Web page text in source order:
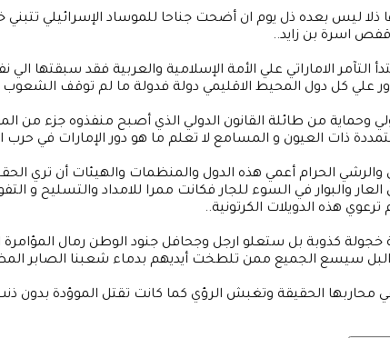
ذلا ليس بعده ذل يوم ان أضحت جناحا للموساد الإسرائيلي
اسرة بن زايد..
التآمر الاماراتي علي الأمة الإسلامية والعربية فقد
علي كل دول المحيط الاقليمي دولة فدولة ما لم توقف الشعوب
وحماية من طائلة القانون الدولي الذي أصبح منفذوه جزء من
ذات العيون و المسامع لا تعلم ما هو دور الإمارات في حرب
والرشي الحرام أعمي هذه الدول والمنظمات والهيئات أن تري
والبوار في السوء للجار فكانت ممرا للامداد والتسليح و
هذه الدويلات الكرتونية..
خجولة كذوبة بل ستعلو ارجل وجحافل جنود الوطن رمال
سيسع الجميع ممن تلطخت أيديهم بدماء شعبنا الصابر
في محاربها الحقيقة وتغبش الرؤي كما كانت تقتل الموؤدة بدون